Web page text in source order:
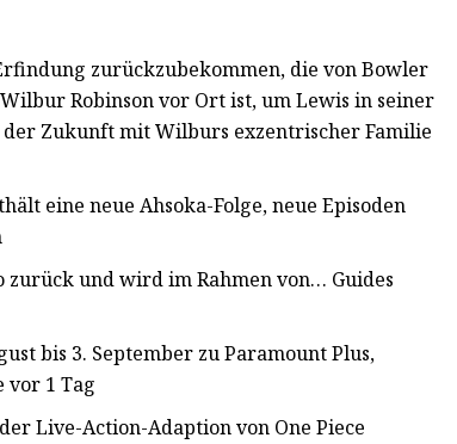
zurückzubekommen, die von Bowler
Robinson vor Ort ist, um Lewis in seiner
Zukunft mit Wilburs exzentrischer Familie
eine neue Ahsoka-Folge, neue Episoden
zurück und wird im Rahmen von… Guides
bis 3. September zu Paramount Plus,
vor 1 Tag
Live-Action-Adaption von One Piece